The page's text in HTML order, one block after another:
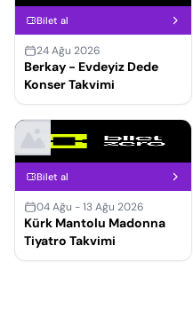
Bilet al
24 Ağu 2026
Berkay - Evdeyiz Dede
Konser Takvimi
Bilet al
04 Ağu - 13 Ağu 2026
Kürk Mantolu Madonna
Tiyatro Takvimi